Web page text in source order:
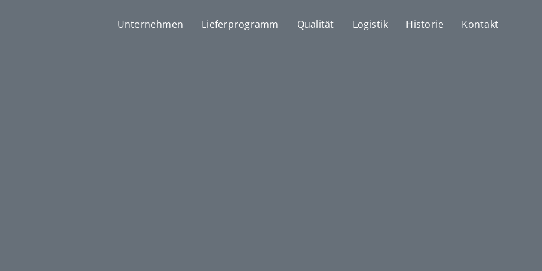
Unternehmen Lieferprogramm Qualität Logistik Historie Kontakt